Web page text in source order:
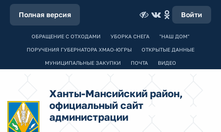
Полная версия Войти
ОБРАЩЕНИЕ С ОТХОДАМИ УБОРКА СНЕГА "НАШ ДОМ"
ПОРУЧЕНИЯ ГУБЕРНАТОРА ХМАО-ЮГРЫ ОТКРЫТЫЕ ДАННЫЕ
МУНИЦИПАЛЬНЫЕ ЗАКУПКИ ПОЧТА ВИДЕО
Ханты-Мансийский район,
официальный сайт
администрации